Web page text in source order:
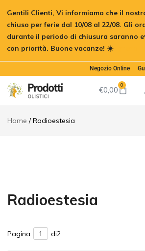
Gentili Clienti, Vi informiamo che il
chiuso per ferie dal 10/08 al 22/08. Gli
durante il periodo di chiusura saranno
con priorità. Buone vacanze! ☀️
Negozio Online
€0,00 0
Home Radioestesia
Radioestesia
Pagina di2